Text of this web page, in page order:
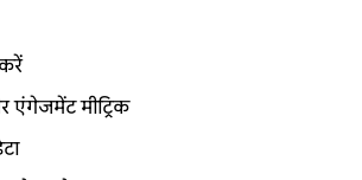
करें
एंगेजमेंट मीट्रिक